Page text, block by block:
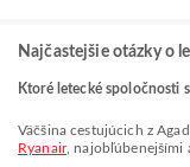
Najčastejšie otázky o
Ktoré letecké spoločnosti
Väčšina cestujúcich z
Ryanair, najobľúbenejšími